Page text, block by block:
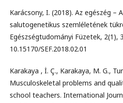
Karácsony, I. (2018). Az egészég –
salutogenetikus szemléletének
Egészségtudományi Füzetek, 2(1),
10.15170/SEF.2018.02.01
Karakaya , İ. Ç., Karakaya, M. G.,
Musculoskeletal problems and
school teachers. International